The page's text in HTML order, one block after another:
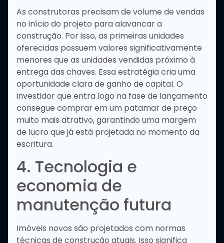
As construtoras precisam de volume de vendas
no início do projeto para alavancar a
construção. Por isso, as primeiras unidades
oferecidas possuem valores significativamente
menores que as unidades vendidas próximo à
entrega das chaves. Essa estratégia cria uma
oportunidade clara de ganho de capital. O
investidor que entra logo na fase de lançamento
consegue comprar em um patamar de preço
muito mais atrativo, garantindo uma margem
de lucro que já está projetada no momento da
escritura.
4. Tecnologia e
economia de
manutenção futura
Imóveis novos são projetados com normas
técnicas de construção atuais. Isso significa